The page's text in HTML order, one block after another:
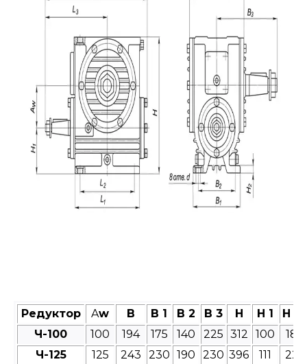
Редуктор Aw B B 1 B 2 B 3 H H 1
H 2
Ч-100
100 194 175 140 225 312 100
18
Ч-125
125 243 230 190 230 396 111 22